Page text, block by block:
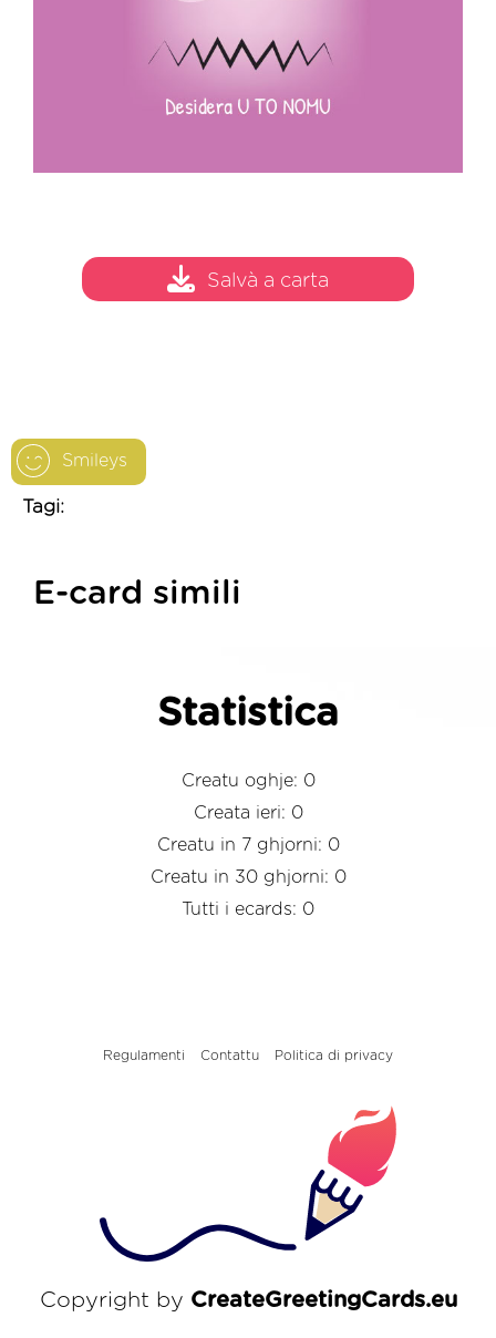
Smileys
Tagi:
Salvà a carta
E-card simili
Statistica
Creatu oghje: 0
Creata ieri: 0
Creatu in 7 ghjorni: 0
Creatu in 30 ghjorni: 0
Tutti i ecards: 0
Regulamenti Contattu Politica di privacy
Copyright by CreateGreetingCards.eu